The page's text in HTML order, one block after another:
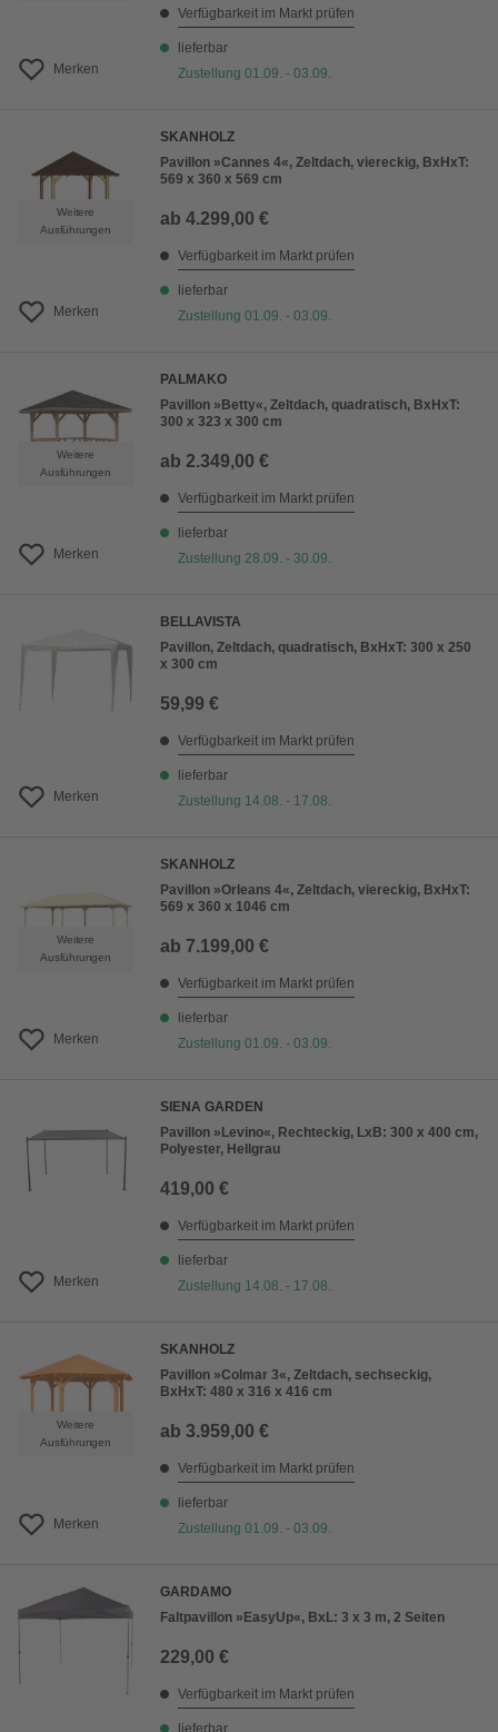
Merken
Verfügbarkeit im Markt prüfen
lieferbar
Zustellung 01.09. - 03.09.
Weitere
Ausführungen
Merken
SKANHOLZ
Pavillon »Cannes 4«, Zeltdach, viereckig, BxHxT:
569 x 360 x 569 cm
ab 4.299,00 €
Verfügbarkeit im Markt prüfen
lieferbar
Zustellung 01.09. - 03.09.
Weitere
Ausführungen
Merken
PALMAKO
Pavillon »Betty«, Zeltdach, quadratisch, BxHxT:
300 x 323 x 300 cm
ab 2.349,00 €
Verfügbarkeit im Markt prüfen
lieferbar
Zustellung 28.09. - 30.09.
Merken
BELLAVISTA
Pavillon, Zeltdach, quadratisch, BxHxT: 300 x 250
x 300 cm
59,99 €
Verfügbarkeit im Markt prüfen
lieferbar
Zustellung 14.08. - 17.08.
Weitere
Ausführungen
Merken
SKANHOLZ
Pavillon »Orleans 4«, Zeltdach, viereckig, BxHxT:
569 x 360 x 1046 cm
ab 7.199,00 €
Verfügbarkeit im Markt prüfen
lieferbar
Zustellung 01.09. - 03.09.
Merken
SIENA GARDEN
Pavillon »Levino«, Rechteckig, LxB: 300 x 400 cm,
Polyester, Hellgrau
419,00 €
Verfügbarkeit im Markt prüfen
lieferbar
Zustellung 14.08. - 17.08.
Weitere
Ausführungen
Merken
SKANHOLZ
Pavillon »Colmar 3«, Zeltdach, sechseckig,
BxHxT: 480 x 316 x 416 cm
ab 3.959,00 €
Verfügbarkeit im Markt prüfen
lieferbar
Zustellung 01.09. - 03.09.
GARDAMO
Faltpavillon »EasyUp«, BxL: 3 x 3 m, 2 Seiten
229,00 €
Verfügbarkeit im Markt prüfen